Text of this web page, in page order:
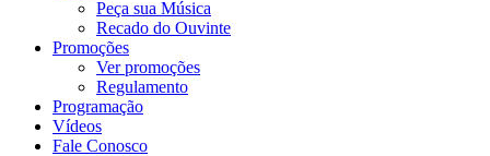
Peça sua Música
Recado do Ouvinte
Promoções
Ver promoções
Regulamento
Programação
Vídeos
Fale Conosco